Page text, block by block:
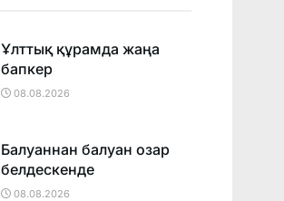
Ұлттық құрамда жаңа
бапкер
08.08.2026
Балуаннан балуан озар
белдескенде
08.08.2026